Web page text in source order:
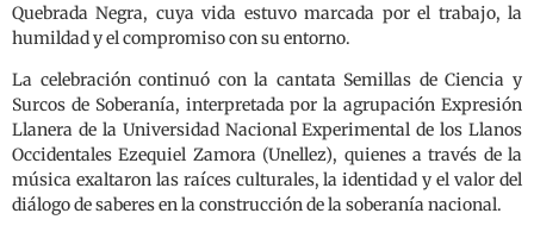
Quebrada Negra, cuya vida estuvo marcada por el trabajo, la
humildad y el compromiso con su entorno.
La celebración continuó con la cantata Semillas de Ciencia y
Surcos de Soberanía, interpretada por la agrupación Expresión
Llanera de la Universidad Nacional Experimental de los Llanos
Occidentales Ezequiel Zamora (Unellez), quienes a través de la
música exaltaron las raíces culturales, la identidad y el valor del
diálogo de saberes en la construcción de la soberanía nacional.